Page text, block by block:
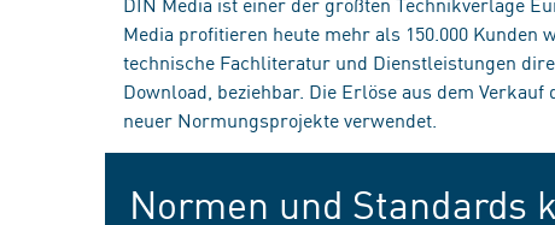
Media profitieren heute mehr als 150.000 Kunden
technische Fachliteratur und Dienstleistungen
Download, beziehbar. Die Erlöse aus dem
neuer Normungsprojekte verwendet.
Normen und Standards